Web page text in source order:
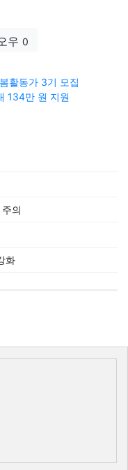
우 0
활동가 3기 모집
134만 원 지원
의
화